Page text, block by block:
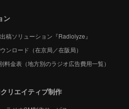
ン
稿ソリューション『Radiolyze』
ンロード（在京局／在阪局）
料金表（地方別のラジオ広告費用一覧）
リエイティブ制作